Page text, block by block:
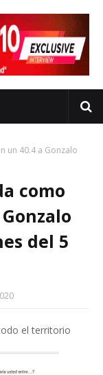
un 40.4 a Gonzalo
como
del 5
el territorio